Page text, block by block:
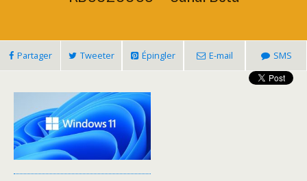
Partager Tweeter Épingler E-mail SMS